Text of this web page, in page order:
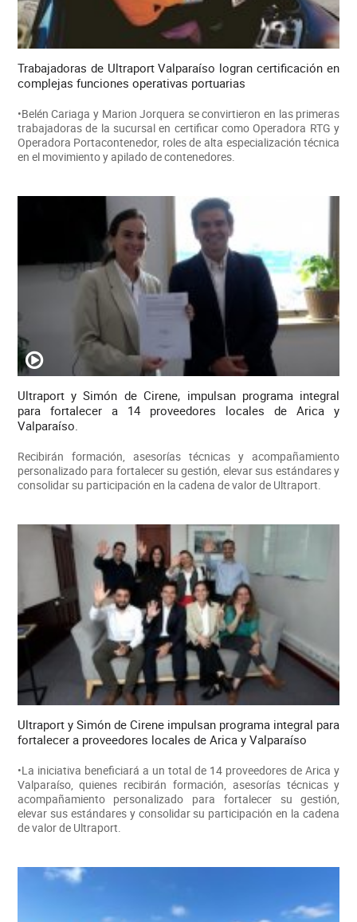
Trabajadoras de Ultraport Valparaíso logran certificación en
complejas funciones operativas portuarias
•Belén Cariaga y Marion Jorquera se convirtieron en las primeras
trabajadoras de la sucursal en certificar como Operadora RTG y
Operadora Portacontenedor, roles de alta especialización técnica
en el movimiento y apilado de contenedores.
Ultraport y Simón de Cirene, impulsan programa integral
para fortalecer a 14 proveedores locales de Arica y
Valparaíso.
Recibirán formación, asesorías técnicas y acompañamiento
personalizado para fortalecer su gestión, elevar sus estándares y
consolidar su participación en la cadena de valor de Ultraport.
Ultraport y Simón de Cirene impulsan programa integral para
fortalecer a proveedores locales de Arica y Valparaíso
•La iniciativa beneficiará a un total de 14 proveedores de Arica y
Valparaíso, quienes recibirán formación, asesorías técnicas y
acompañamiento personalizado para fortalecer su gestión,
elevar sus estándares y consolidar su participación en la cadena
de valor de Ultraport.